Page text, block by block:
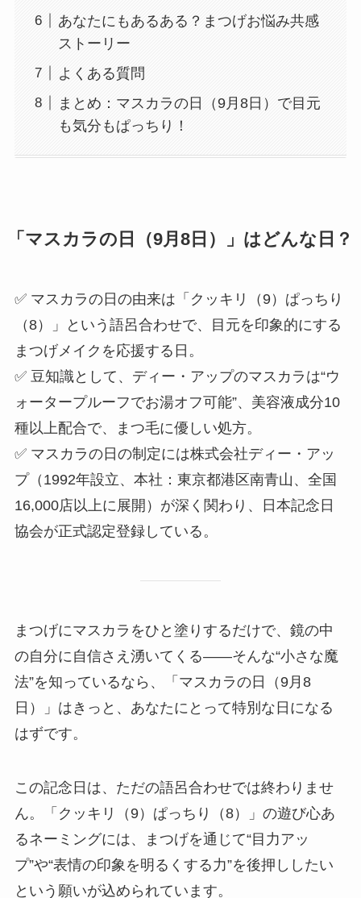
あなたにもあるある？まつげお悩み共感
ストーリー
よくある質問
まとめ：マスカラの日（9月8日）で目元
も気分もぱっちり！
「マスカラの日（9月8日）」はどんな日？
✅ マスカラの日の由来は「クッキリ（9）ぱっちり
（8）」という語呂合わせで、目元を印象的にする
まつげメイクを応援する日。
✅ 豆知識として、ディー・アップのマスカラは“ウ
ォータープルーフでお湯オフ可能”、美容液成分10
種以上配合で、まつ毛に優しい処方。
✅ マスカラの日の制定には株式会社ディー・アッ
プ（1992年設立、本社：東京都港区南青山、全国
16,000店以上に展開）が深く関わり、日本記念日
協会が正式認定登録している。
まつげにマスカラをひと塗りするだけで、鏡の中
の自分に自信さえ湧いてくる——そんな“小さな魔
法”を知っているなら、「マスカラの日（9月8
日）」はきっと、あなたにとって特別な日になる
はずです。
この記念日は、ただの語呂合わせでは終わりませ
ん。「クッキリ（9）ぱっちり（8）」の遊び心あ
るネーミングには、まつげを通じて“目力アッ
プ”や“表情の印象を明るくする力”を後押ししたい
という願いが込められています。